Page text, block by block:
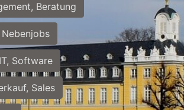
Beratung
IT, Software
Sales